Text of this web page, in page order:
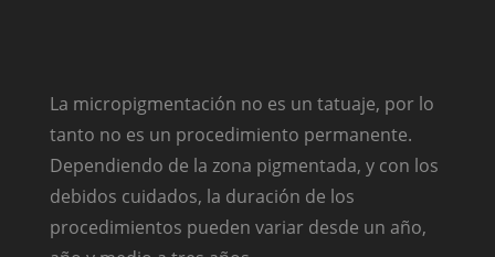
La micropigmentación no es un tatuaje, por lo
tanto no es un procedimiento permanente.
Dependiendo de la zona pigmentada, y con los
debidos cuidados, la duración de los
procedimientos pueden variar desde un año,